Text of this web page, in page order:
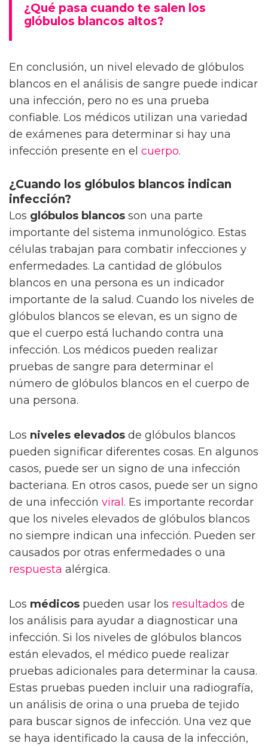
¿Qué pasa cuando te salen los
glóbulos blancos altos?
En conclusión, un nivel elevado de glóbulos
blancos en el análisis de sangre puede indicar
una infección, pero no es una prueba
confiable. Los médicos utilizan una variedad
de exámenes para determinar si hay una
infección presente en el cuerpo.
¿Cuando los glóbulos blancos indican
infección?
Los glóbulos blancos son una parte
importante del sistema inmunológico. Estas
células trabajan para combatir infecciones y
enfermedades. La cantidad de glóbulos
blancos en una persona es un indicador
importante de la salud. Cuando los niveles de
glóbulos blancos se elevan, es un signo de
que el cuerpo está luchando contra una
infección. Los médicos pueden realizar
pruebas de sangre para determinar el
número de glóbulos blancos en el cuerpo de
una persona.
Los niveles elevados de glóbulos blancos
pueden significar diferentes cosas. En algunos
casos, puede ser un signo de una infección
bacteriana. En otros casos, puede ser un signo
de una infección viral . Es importante recordar
que los niveles elevados de glóbulos blancos
no siempre indican una infección. Pueden ser
causados por otras enfermedades o una
respuesta alérgica.
Los médicos pueden usar los resultados de
los análisis para ayudar a diagnosticar una
infección. Si los niveles de glóbulos blancos
están elevados, el médico puede realizar
pruebas adicionales para determinar la causa.
Estas pruebas pueden incluir una radiografía,
un análisis de orina o una prueba de tejido
para buscar signos de infección. Una vez que
se haya identificado la causa de la infección,